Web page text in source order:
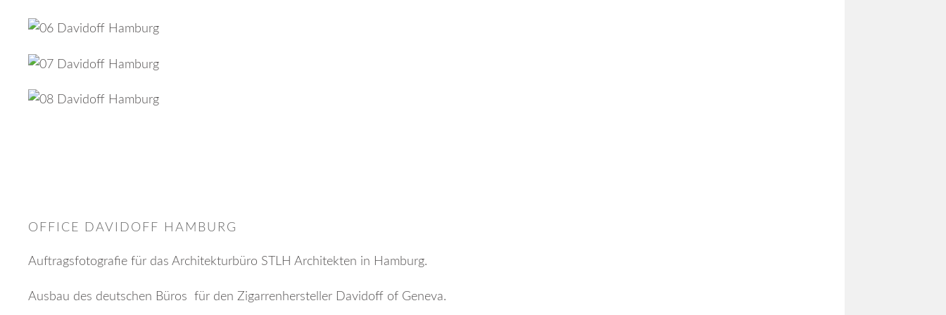
OFFICE DAVIDOFF HAMBURG
Auftragsfotografie für das Architekturbüro STLH Architekten in Hamburg.
Ausbau des deutschen Büros für den Zigarrenhersteller Davidoff of Geneva.